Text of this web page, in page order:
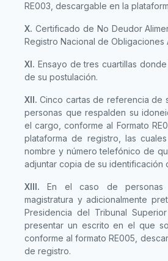
RE003, descargable en la
X. Certificado de No Deudor
Registro Nacional de Obligaciones
XI. Ensayo de tres cuartillas
de su postulación.
XII. Cinco cartas de referencia de
personas que respalden su
el cargo, conforme al Formato
plataforma de registro, las
nombre y número telefónico de
adjuntar copia de su identificación
XIII. En el caso de personas
magistratura y adicionalmente
Presidencia del Tribunal
presentar un escrito en el que
conforme al formato RE005,
de registro.